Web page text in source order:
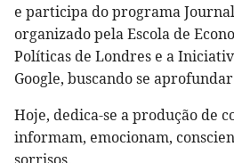
e participa do programa
organizado pela Escola de
Políticas de Londres e a
Google, buscando se
Hoje, dedica-se a produção de
informam, emocionam,